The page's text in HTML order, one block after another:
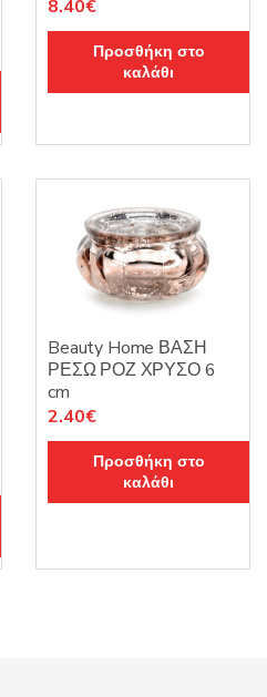
8.40€
Προσθήκη στο
καλάθι
Beauty Home ΒΑΣΗ
ΡΕΣΩ ΡΟΖ ΧΡΥΣΟ 6
cm
2.40€
Προσθήκη στο
καλάθι